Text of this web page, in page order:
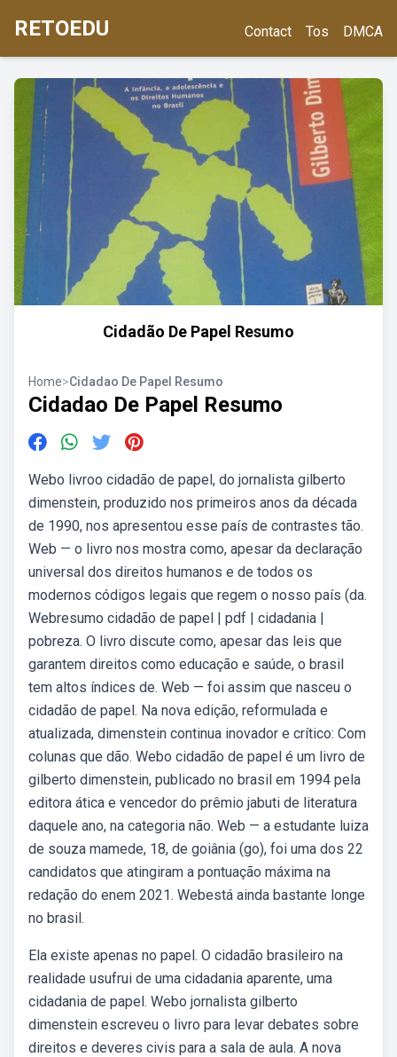
RETOEDU Contact Tos DMCA
Cidadão De Papel Resumo
Home>Cidadao De Papel Resumo
Cidadao De Papel Resumo
Webo livroo cidadão de papel, do jornalista gilberto
dimenstein, produzido nos primeiros anos da década
de 1990, nos apresentou esse país de contrastes tão.
Web — o livro nos mostra como, apesar da declaração
universal dos direitos humanos e de todos os
modernos códigos legais que regem o nosso país (da.
Webresumo cidadão de papel | pdf | cidadania |
pobreza. O livro discute como, apesar das leis que
garantem direitos como educação e saúde, o brasil
tem altos índices de. Web — foi assim que nasceu o
cidadão de papel. Na nova edição, reformulada e
atualizada, dimenstein continua inovador e crítico: Com
colunas que dão. Webo cidadão de papel é um livro de
gilberto dimenstein, publicado no brasil em 1994 pela
editora ática e vencedor do prêmio jabuti de literatura
daquele ano, na categoria não. Web — a estudante luiza
de souza mamede, 18, de goiânia (go), foi uma dos 22
candidatos que atingiram a pontuação máxima na
redação do enem 2021. Webestá ainda bastante longe
no brasil.
Ela existe apenas no papel. O cidadão brasileiro na
realidade usufrui de uma cidadania aparente, uma
cidadania de papel. Webo jornalista gilberto
dimenstein escreveu o livro para levar debates sobre
direitos e deveres civis para a sala de aula. A nova